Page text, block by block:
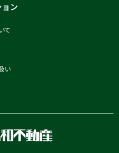
ン
て
い